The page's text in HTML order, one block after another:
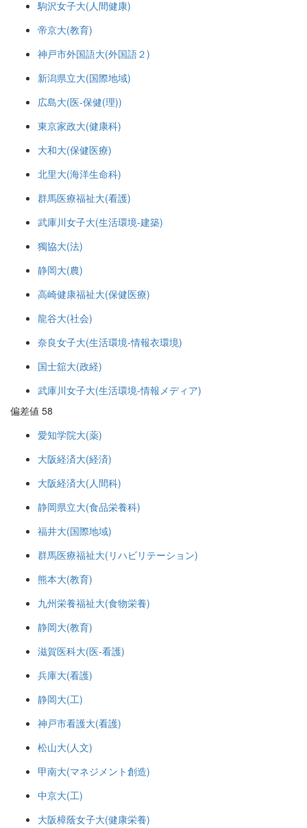
駒沢女子大(人間健康)
帝京大(教育)
神戸市外国語大(外国語２)
新潟県立大(国際地域)
広島大(医-保健(理))
東京家政大(健康科)
大和大(保健医療)
北里大(海洋生命科)
群馬医療福祉大(看護)
武庫川女子大(生活環境-建築)
獨協大(法)
静岡大(農)
高崎健康福祉大(保健医療)
龍谷大(社会)
奈良女子大(生活環境-情報衣環境)
国士舘大(政経)
武庫川女子大(生活環境-情報メディア)
偏差値 58
愛知学院大(薬)
大阪経済大(経済)
大阪経済大(人間科)
静岡県立大(食品栄養科)
福井大(国際地域)
群馬医療福祉大(リハビリテーション)
熊本大(教育)
九州栄養福祉大(食物栄養)
静岡大(教育)
滋賀医科大(医-看護)
兵庫大(看護)
静岡大(工)
神戸市看護大(看護)
松山大(人文)
甲南大(マネジメント創造)
中京大(工)
大阪樟蔭女子大(健康栄養)